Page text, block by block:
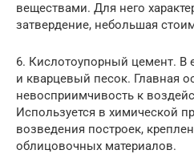
веществами. Для него
затвердение, небольшая
6. Кислотоупорный цемент. В
и кварцевый песок. Главная
невосприимчивость к
Используется в химической
возведения построек,
облицовочных материалов.